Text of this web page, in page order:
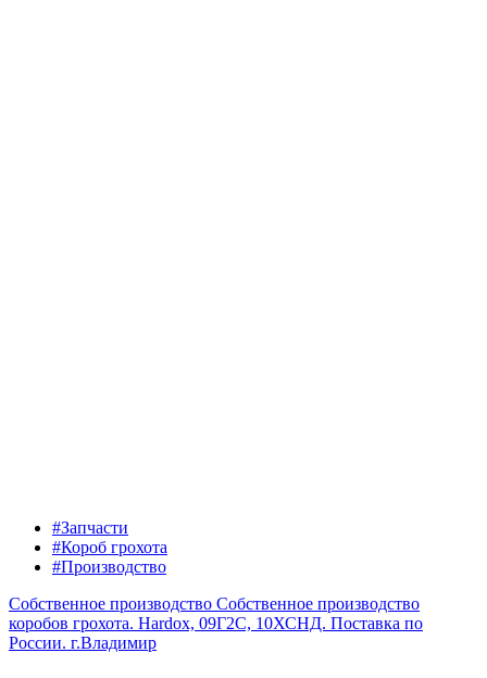
#Запчасти
#Короб грохота
#Производство
Собственное производство Собственное производство
коробов грохота. Hardox, 09Г2С, 10ХСНД. Поставка по
России. г.Владимир